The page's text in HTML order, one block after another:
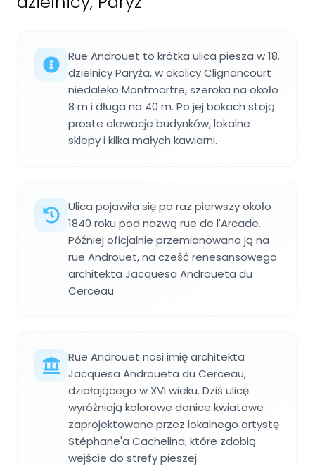
Rue Androuet to krótka ulica piesza w 18.
dzielnicy Paryża, w okolicy Clignancourt
niedaleko Montmartre, szeroka na około
8 m i długa na 40 m. Po jej bokach stoją
proste elewacje budynków, lokalne
sklepy i kilka małych kawiarni.
Ulica pojawiła się po raz pierwszy około
1840 roku pod nazwą rue de l'Arcade.
Później oficjalnie przemianowano ją na
rue Androuet, na cześć renesansowego
architekta Jacquesa Androueta du
Cerceau.
Rue Androuet nosi imię architekta
Jacquesa Androueta du Cerceau,
działającego w XVI wieku. Dziś ulicę
wyróżniają kolorowe donice kwiatowe
zaprojektowane przez lokalnego artystę
Stéphane'a Cachelina, które zdobią
wejście do strefy pieszej.